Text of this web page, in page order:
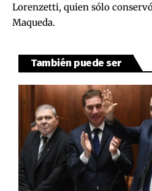
Lorenzetti, quien sólo
Maqueda.
También puede ser